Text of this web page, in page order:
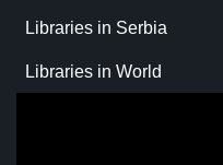
Libraries in Serbia
Libraries in World